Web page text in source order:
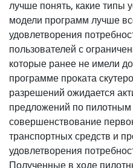
лучше понять, какие типы
модели программ лучше
удовлетворения
пользователей с
которые ранее не имели
программе проката
разрешений ожидается
предложений по пилотным
совершенствование
транспортных средств и
удовлетворения
Полученные в ходе